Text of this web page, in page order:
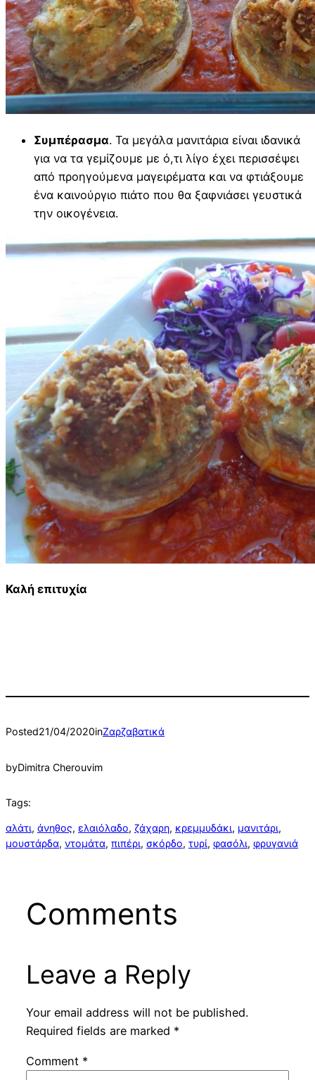
Συμπέρασμα. Τα μεγάλα μανιτάρια είναι ιδανικά
για να τα γεμίζουμε με ό,τι λίγο έχει περισσέψει
από προηγούμενα μαγειρέματα και να φτιάξουμε
ένα καινούργιο πιάτο που θα ξαφνιάσει γευστικά
την οικογένεια.
Καλή επιτυχία
Posted21/04/2020inΖαρζαβατικά
byDimitra Cherouvim
Tags:
αλάτι, άνηθος, ελαιόλαδο, ζάχαρη, κρεμμυδάκι, μανιτάρι
μουστάρδα, ντομάτα, πιπέρι, σκόρδο, τυρί, φασόλι, φρυγανιά
Comments
Leave a Reply
Your email address will not be published.
Required fields are marked *
Comment *